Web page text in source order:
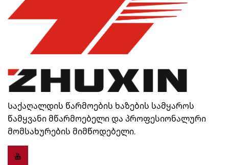
Საქაღალდის წარმოების ხაზების სამყაროს
წამყვანი მწარმოებელი და პროფესიონალური
მომსახურების მიმწოდებელი.